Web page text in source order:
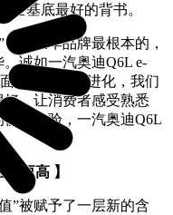
全基底最好的背书。
而豪华品牌最根本的，
诚如一汽奥迪Q6L e-
做到的跃级进化，我们
。让消费者感受熟悉
值体验，一汽奥迪Q6L
更高 】
”被赋予了一层新的含